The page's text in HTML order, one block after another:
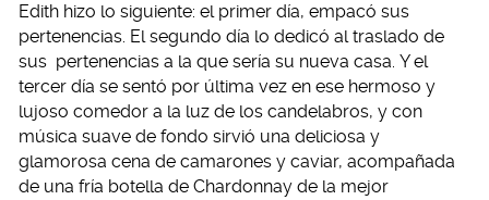
Edith hizo lo siguiente: el primer día, empacó sus
pertenencias. El segundo día lo dedicó al traslado de
sus pertenencias a la que sería su nueva casa. Y el
tercer día se sentó por última vez en ese hermoso y
lujoso comedor a la luz de los candelabros, y con
música suave de fondo sirvió una deliciosa y
glamorosa cena de camarones y caviar, acompañada
de una fría botella de Chardonnay de la mejor